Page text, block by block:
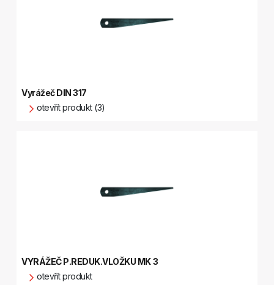
Vyrážeč DIN 317
otevřít produkt (3)
VYRÁŽEČ P.REDUK.VLOŽKU MK 3
otevřít produkt